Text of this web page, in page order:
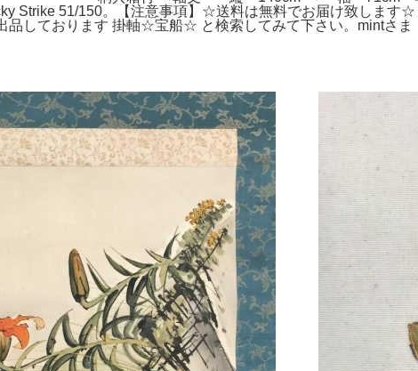
Strike 51/150。【注意事項】☆送料は無料でお届
ります 掛軸☆宝船☆ と検索してみて下さい。mintさま